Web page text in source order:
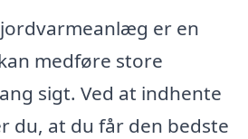
er en
medføre store
sigt. Ved at indhente
du, at du får den bedste